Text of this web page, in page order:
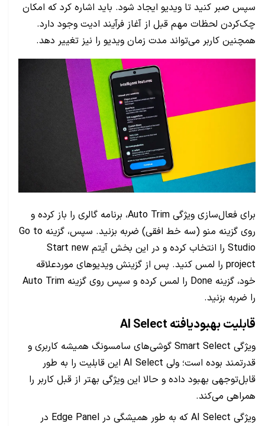
سپس صبر کنید تا ویدیو ایجاد شود. باید اشاره کرد که امکان
چک‌کردن لحظات مهم قبل از آغاز فرآیند ادیت وجود دارد.
همچنین کاربر می‌تواند مدت زمان ویدیو را نیز تغییر دهد.
برای فعال‌سازی ویژگی Auto Trim، برنامه گالری را باز کرده و
روی گزینه منو (سه خط افقی) ضربه بزنید. سپس، گزینه Go to
Studio را انتخاب کرده و در این بخش آیتم Start new
project را لمس کنید. پس از گزینش ویدیوهای موردعلاقه
خود، گزینه Done را لمس کرده و سپس روی گزینه Auto Trim
را ضربه بزنید.
قابلیت بهبودیافته AI Select
ویژگی Smart Select گوشی‌های سامسونگ همیشه کاربری و
قدرتمند بوده است؛‌ ولی AI Select این قابلیت را به طور
قابل‌توجهی بهبود داده و حالا این ویژگی بهتر از قبل کاربر را
همراهی می‌کند.
ویژگی AI Select که به طور همیشگی در Edge Panel در